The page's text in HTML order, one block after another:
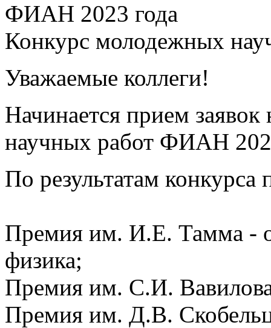
ФИАН 2023 года
Конкурс молодежных
Уважаемые коллеги!
Начинается прием
научных работ ФИАН
По результатам конкурса
Премия им. И.Е. Тамма -
физика;
Премия им. С.И.
Премия им. Д.В.